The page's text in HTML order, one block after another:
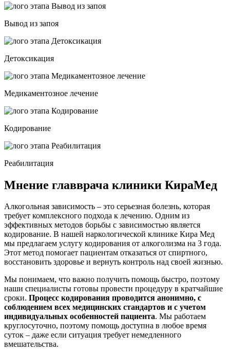
Вывод из запоя
Детоксикация
Медикаментозное лечение
Кодирование
Реабилитация
Мнение главврача клиники КираМед
Алкогольная зависимость – это серьезная болезнь, которая
требует комплексного подхода к лечению. Одним из
эффективных методов борьбы с зависимостью является
кодирование. В нашей наркологической клинике Кира Мед
мы предлагаем услугу кодирования от алкоголизма на 3 года.
Этот метод помогает пациентам отказаться от спиртного,
восстановить здоровье и вернуть контроль над своей жизнью.
Мы понимаем, что важно получить помощь быстро, поэтому
наши специалисты готовы провести процедуру в кратчайшие
сроки. Процесс кодирования проводится анонимно, с
соблюдением всех медицинских стандартов и с учетом
индивидуальных особенностей пациента. Мы работаем
круглосуточно, поэтому помощь доступна в любое время
суток – даже если ситуация требует немедленного
вмешательства.